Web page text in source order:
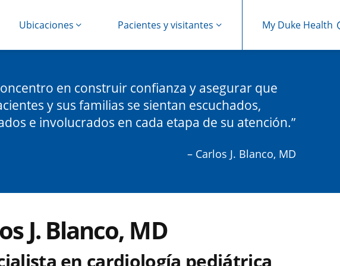
Ubicaciones Pacientes y visitantes My Duke Health
en construir confianza y asegurar que
y sus familias se sientan escuchados,
e involucrados en cada etapa de su atención.
– Carlos J. Blanco, MD
J. Blanco, MD
en cardiología pediátrica,